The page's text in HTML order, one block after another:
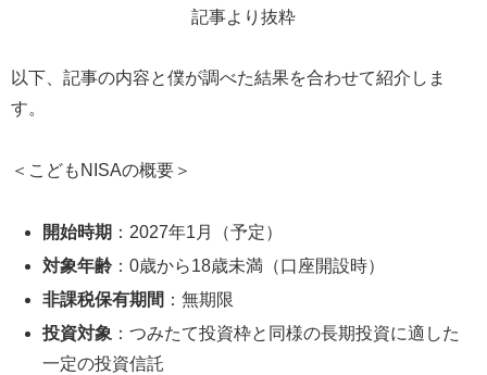
記事より抜粋
以下、記事の内容と僕が調べた結果を合わせて紹介しま
す。
＜こどもNISAの概要＞
開始時期 ：2027年1月（予定）
対象年齢 ：0歳から18歳未満（口座開設時）
非課税保有期間 ：無期限
投資対象 ：つみたて投資枠と同様の長期投資に適した
一定の投資信託